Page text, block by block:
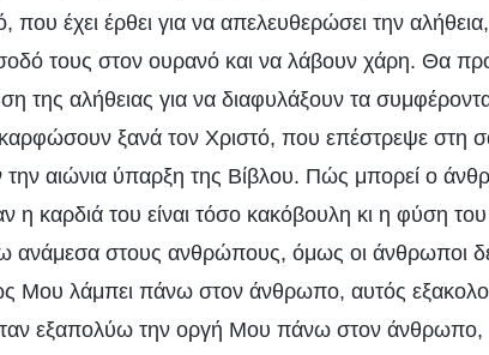
που έχει έρθει για να απελευθερώσει την
τους στον ουρανό και να λάβουν χάρη. Θα
της αλήθειας για να διαφυλάξουν τα
ξανά τον Χριστό, που επέστρεψε στη
την αιώνια ύπαρξη της Βίβλου. Πώς μπορεί ο
η καρδιά του είναι τόσο κακόβουλη κι η φύση του
ανάμεσα στους ανθρώπους, όμως οι άνθρωποι
λάμπει πάνω στον άνθρωπο, αυτός
εξαπολύω την οργή Μου πάνω στον άνθρωπο,